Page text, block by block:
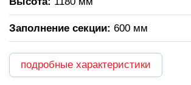
Заполнение секции: 600 мм
подробные характеристики